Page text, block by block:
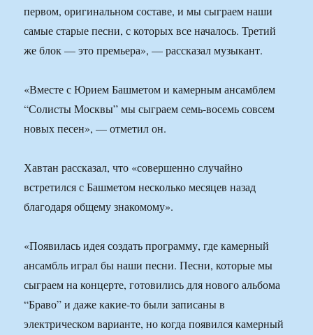
первом, оригинальном составе, и мы сыграем наши
самые старые песни, с которых все началось. Третий
же блок — это премьера», — рассказал музыкант.
«Вместе с Юрием Башметом и камерным ансамблем
“Солисты Москвы” мы сыграем семь-восемь совсем
новых песен», — отметил он.
Хавтан рассказал, что «совершенно случайно
встретился с Башметом несколько месяцев назад
благодаря общему знакомому».
«Появилась идея создать программу, где камерный
ансамбль играл бы наши песни. Песни, которые мы
сыграем на концерте, готовились для нового альбома
“Браво” и даже какие-то были записаны в
электрическом варианте, но когда появился камерный